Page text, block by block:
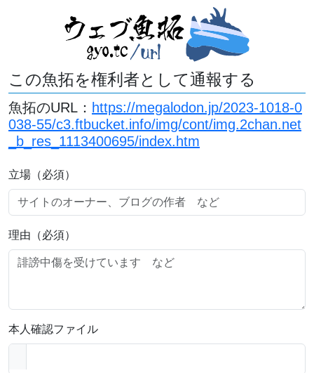
この魚拓を権利者として通報する
魚拓のURL： https://megalodon.jp/2023-1018-0
038-55/c3.ftbucket.info/img/cont/img.2chan.net
_b_res_1113400695/index.htm
立場（必須）
理由（必須）
本人確認ファイル